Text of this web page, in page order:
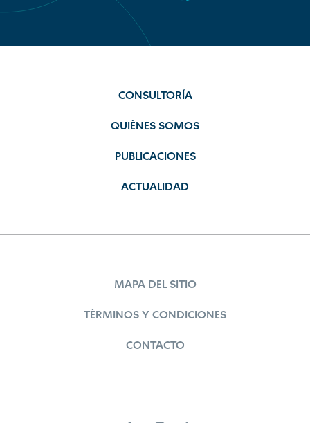
CONSULTORÍA
QUIÉNES SOMOS
PUBLICACIONES
ACTUALIDAD
MAPA DEL SITIO
TÉRMINOS Y CONDICIONES
CONTACTO